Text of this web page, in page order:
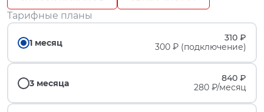
Тарифные планы
1 месяц
310 ₽
300 ₽ (подключение)
3 месяца
840 ₽
280 ₽/месяц